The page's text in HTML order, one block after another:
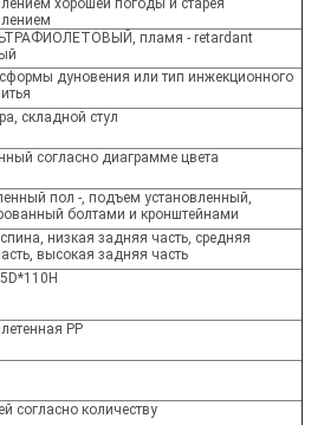
хорошей погоды и старея
пламя - retardant
дуновения или тип инжекционного
складной стул
согласно диаграмме цвета
пол -, подъем установленный,
болтами и кронштейнами
низкая задняя часть, средняя
высокая задняя часть
PP
согласно количеству